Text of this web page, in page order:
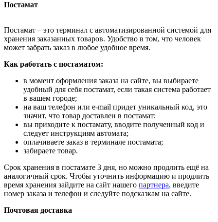
Постамат
Постамат – это терминал с автоматизированной системой для
хранения заказанных товаров. Удобство в том, что человек
может забрать заказ в любое удобное время.
Как работать с постаматом:
в момент оформления заказа на сайте, вы выбираете
удобный для себя постамат, если такая система работает
в вашем городе;
на ваш телефон или e-mail придет уникальный код, это
значит, что товар доставлен в постамат;
вы приходите к постамату, вводите полученный код и
следует инструкциям автомата;
оплачиваете заказ в терминале постамата;
забираете товар.
Срок хранения в постамате 3 дня, но можно продлить ещё на
аналогичный срок. Чтобы уточнить информацию и продлить
время хранения зайдите на сайт нашего партнера, введите
номер заказа и телефон и следуйте подсказкам на сайте.
Почтовая доставка